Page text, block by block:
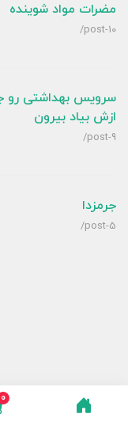
0
مضرات مواد شوینده
/post-10
سرویس بهداشتی رو
ازش بیاد بیرون
/post-9
جرمزدا
/post-5